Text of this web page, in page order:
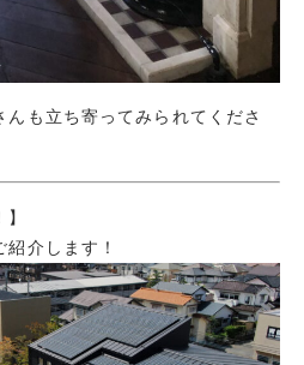
も立ち寄ってみられてくださ
介します！